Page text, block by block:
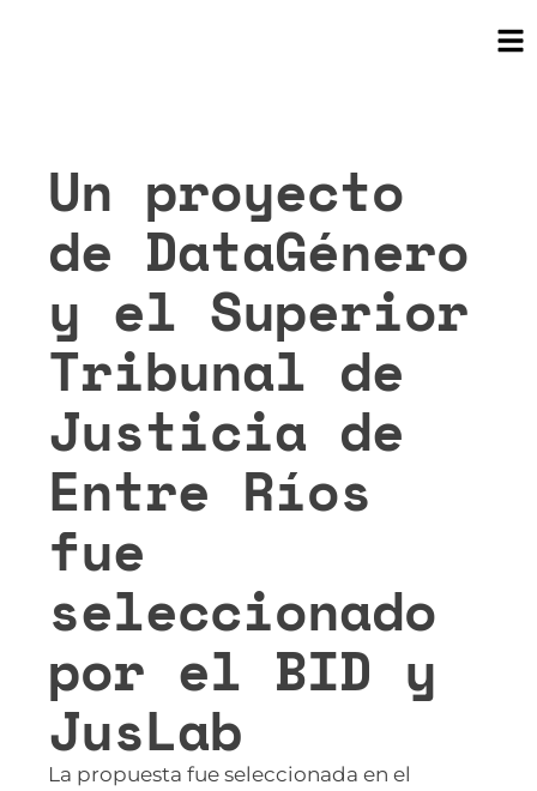
Un proyecto
de DataGénero
y el Superior
Tribunal de
Justicia de
Entre Ríos
fue
seleccionado
por el BID y
JusLab
La propuesta fue seleccionada en el